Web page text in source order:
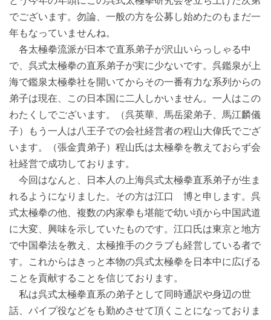
でございます。勿論、一般の方を公募し始めたのもまだ一
年もなっていませんね。
各太極拳流派が日本で直系弟子が沢山いらっしゃる中
で、呉式太極拳の直系弟子が実に少ないです。呉鑑泉が上
海で鑑泉太極拳社を開いてからその一番有力な系列からの
弟子は現在、この日本国に二人しかいません。一人はこの
わたくしでございます。（呉英華、馬岳梁弟子、馬江麟儀
子）もう一人は八王子での会社経営者の程山大偉氏でござ
います。（張金貴弟子）程山氏は太極拳を教えておらず会
社経営で成功しております。
今回はなんと、日本人の上海呉式太極拳直系弟子が生ま
れるようになりました。その方は江口 博と申します。呉
式太極拳の他、複数の内家拳も堪能で幼い頃から中国武道
に大変、興味を示していたものです。江口氏は東京と地方
で中国拳法を教え、太極推手のクラブも経営している者で
す。これからはきっと本物の呉式太極拳を日本中に広げる
ことを貢献することを信じております。
私は呉式太極拳直系の弟子として同時通訳や身辺の世
話、パイプ役などをも勤めさせて頂くことになっておりま